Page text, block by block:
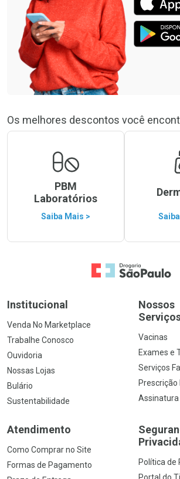
Os melhores descontos você
PBM
Laboratórios
Saiba Mais >
Ir para a Home
Institucional
Venda No Marketplace
Trabalhe Conosco
Ouvidoria
Nossas Lojas
Bulário
Sustentabilidade
Nossos
Vacinas
Exames e
Serviços
Prescrição
Assinatura
Atendimento
Como Comprar no Site
Formas de Pagamento
Política de